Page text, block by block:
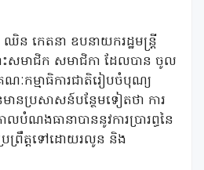
ឈិន កេតនា ឧបនាយករដ្ឋមន្ត្រី
សមាជិក សមាជិកា ​ដែលបាន ចូល
ៈកម្មាធិការ​ជាតិ​រៀបចំបុណ្យ
ានប្រសាសន៍បន្ថែមទៀតថា ការ
បំណងធានា​បាននូវការប្រារព្ធនៃ
រព្រឹត្តទៅ​ដោយ​រលូន និង